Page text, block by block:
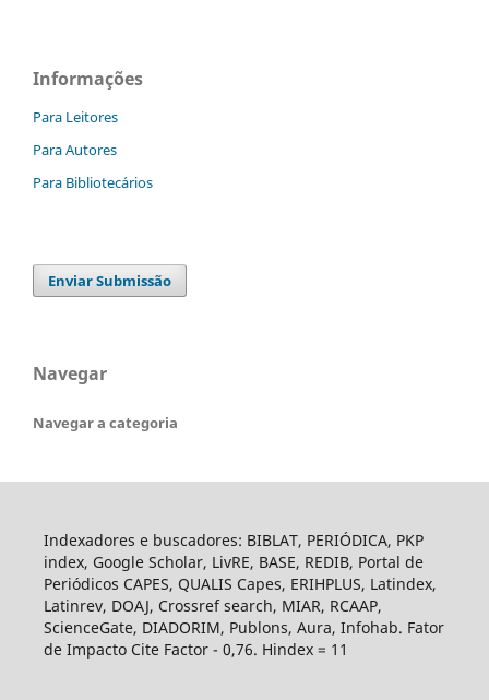
Informações
Para Leitores
Para Autores
Para Bibliotecários
Enviar Submissão
Navegar
Navegar a categoria
Indexadores e buscadores: BIBLAT, PERIÓDICA, PKP
index, Google Scholar, LivRE, BASE, REDIB, Portal de
Periódicos CAPES, QUALIS Capes, ERIHPLUS, Latindex,
Latinrev, DOAJ, Crossref search, MIAR, RCAAP,
ScienceGate, DIADORIM, Publons, Aura, Infohab. Fator
de Impacto Cite Factor - 0,76. Hindex = 11